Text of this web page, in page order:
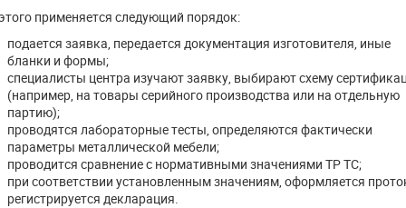
применяется следующий порядок:
подается заявка, передается документация изготовителя, иные
бланки и формы;
специалисты центра изучают заявку, выбирают схему
(например, на товары серийного производства или на отдельную
партию);
проводятся лабораторные тесты, определяются фактически
параметры металлической мебели;
проводится сравнение с нормативными значениями ТР ТС;
при соответствии установленным значениям, оформляется
регистрируется декларация.